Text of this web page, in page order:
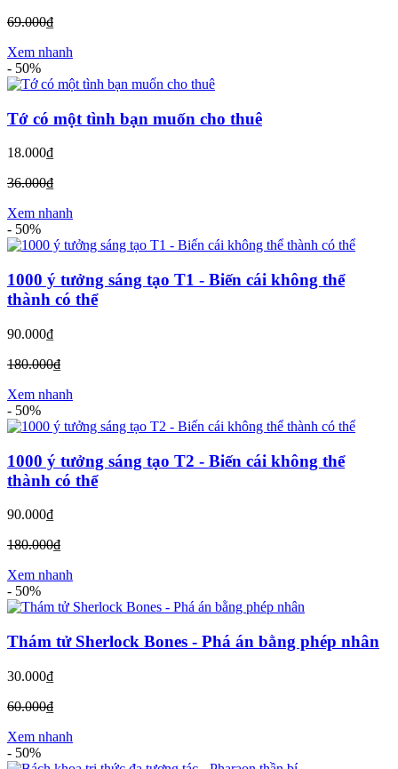
69.000₫
Xem nhanh
- 50%
Tớ có một tình bạn muốn cho thuê
18.000₫
36.000₫
Xem nhanh
- 50%
1000 ý tưởng sáng tạo T1 - Biến cái không thể
thành có thể
90.000₫
180.000₫
Xem nhanh
- 50%
1000 ý tưởng sáng tạo T2 - Biến cái không thể
thành có thể
90.000₫
180.000₫
Xem nhanh
- 50%
Thám tử Sherlock Bones - Phá án bằng phép nhân
30.000₫
60.000₫
Xem nhanh
- 50%